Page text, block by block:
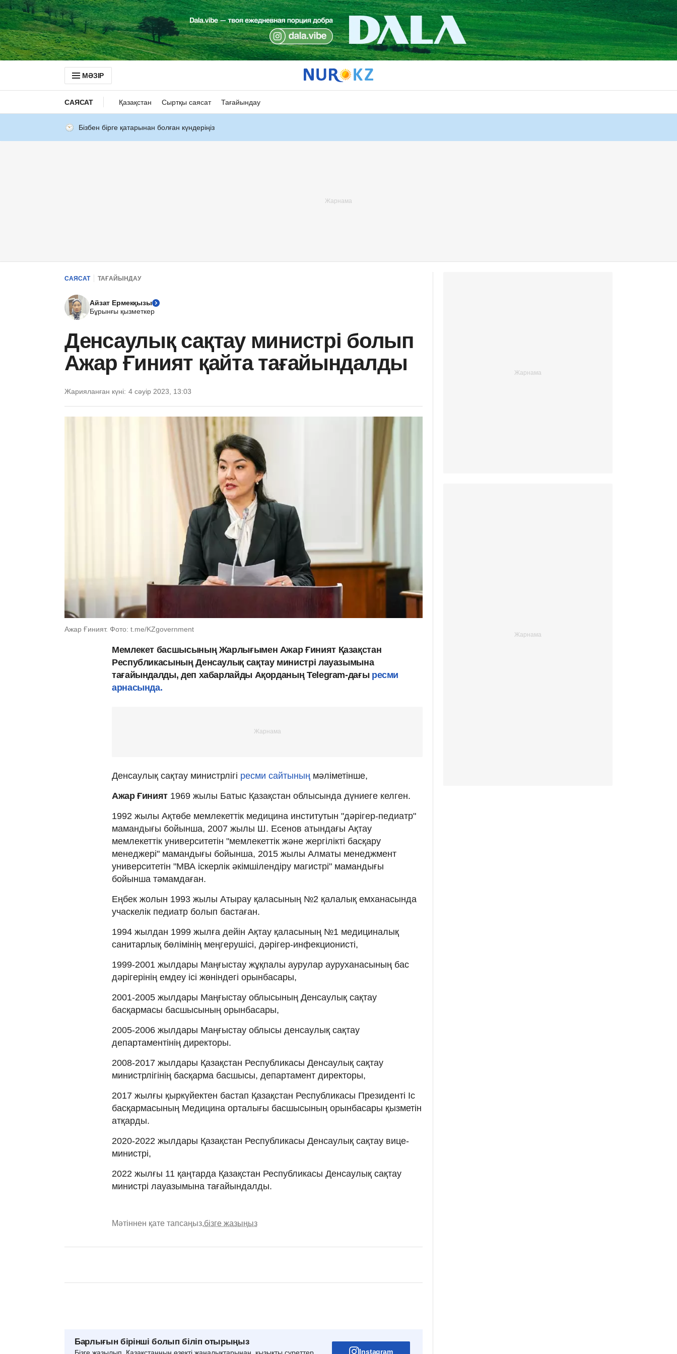
МӘЗІР
САЯСАТ Қазақстан Сыртқы саясат Тағайындау
Бізбен бірге қатарынан болған күндеріңіз
САЯСАТ ТАҒАЙЫНДАУ
Айзат Ермекқызы
Бұрынғы қызметкер
Денсаулық сақтау министрі болып
Ажар Ғиният қайта тағайындалды
Жарияланған күні: 4 сәуір 2023, 13:03
Ажар Ғиният. Фото: t.me/KZgovernment
Мемлекет басшысының Жарлығымен Ажар Ғиният Қазақстан
Республикасының Денсаулық сақтау министрі лауазымына
тағайындалды, деп хабарлайды Ақорданың Telegram-дағы ресми
арнасында.
Денсаулық сақтау министрлігі ресми сайтының мәліметінше,
Ажар Ғиният 1969 жылы Батыс Қазақстан облысында дүниеге келген.
1992 жылы Ақтөбе мемлекеттік медицина институтын "дәрігер-педиатр"
мамандығы бойынша, 2007 жылы Ш. Есенов атындағы Ақтау
мемлекеттік университетін "мемлекеттік және жергілікті басқару
менеджері" мамандығы бойынша, 2015 жылы Алматы менеджмент
университетін "МВА іскерлік әкімшілендіру магистрі" мамандығы
бойынша тәмамдаған.
Еңбек жолын 1993 жылы Атырау қаласының №2 қалалық емханасында
учаскелік педиатр болып бастаған.
1994 жылдан 1999 жылға дейін Ақтау қаласының №1 медициналық
санитарлық бөлімінің меңгерушісі, дəрігер-инфекционисті,
1999-2001 жылдары Маңғыстау жұқпалы аурулар ауруханасының бас
дәрігерінің емдеу ісі жөніндегі орынбасары,
2001-2005 жылдары Маңғыстау облысының Денсаулық сақтау
басқармасы басшысының орынбасары,
2005-2006 жылдары Маңғыстау облысы денсаулық сақтау
департаментінің директоры.
2008-2017 жылдары Қазақстан Республикасы Денсаулық сақтау
министрлігінің басқарма басшысы, департамент директоры,
2017 жылғы қыркүйектен бастап Қазақстан Республикасы Президенті Іс
басқармасының Медицина орталығы басшысының орынбасары қызметін
атқарды.
2020-2022 жылдары Қазақстан Республикасы Денсаулық сақтау вице-
министрі,
2022 жылғы 11 қаңтарда Қазақстан Республикасы Денсаулық сақтау
министрі лауазымына тағайындалды.
Мәтіннен қате тапсаңыз,бізге жазыңыз
Барлығын бірінші болып біліп отырыңыз
Instagram